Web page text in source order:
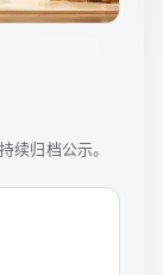
续归档公示。